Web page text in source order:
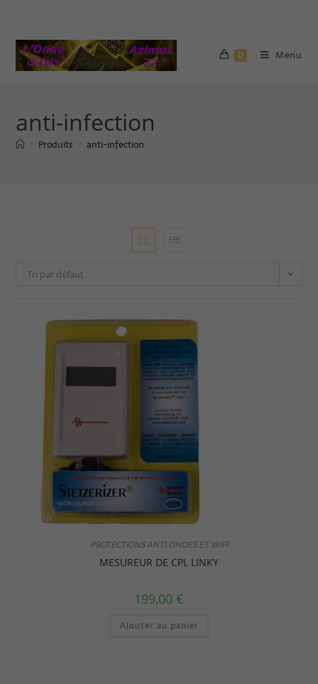
0 Menu
anti-infection
Produits anti-infection
Tri par défaut
PROTECTIONS ANTI ONDES ET WIFI
MESUREUR DE CPL LINKY
199,00 €
Ajouter au panier